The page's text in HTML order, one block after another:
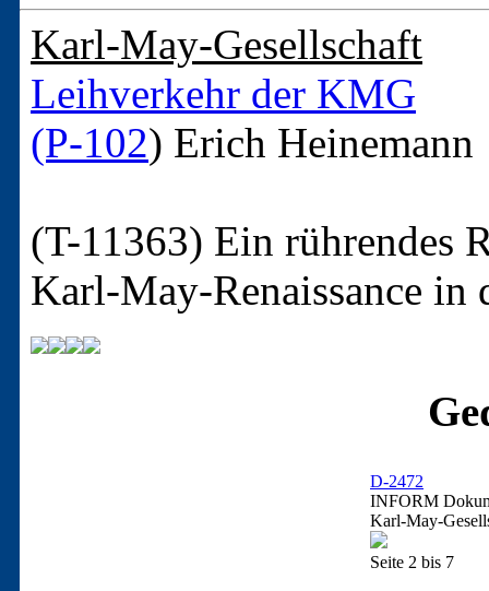
Karl-May-Gesellschaft
Leihverkehr der KMG
(P-102) Erich Heinemann
(T-11363) Ein rührendes
Karl-May-Renaissance in
D-2472
INFORM
Karl-May-
Seite 2 bis 7